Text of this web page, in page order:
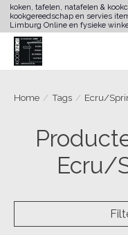
koken, tafelen, natafelen &
kookgereedschap en servies
Limburg Online en fysieke
Home / Tags / Ecru/
Ecru/